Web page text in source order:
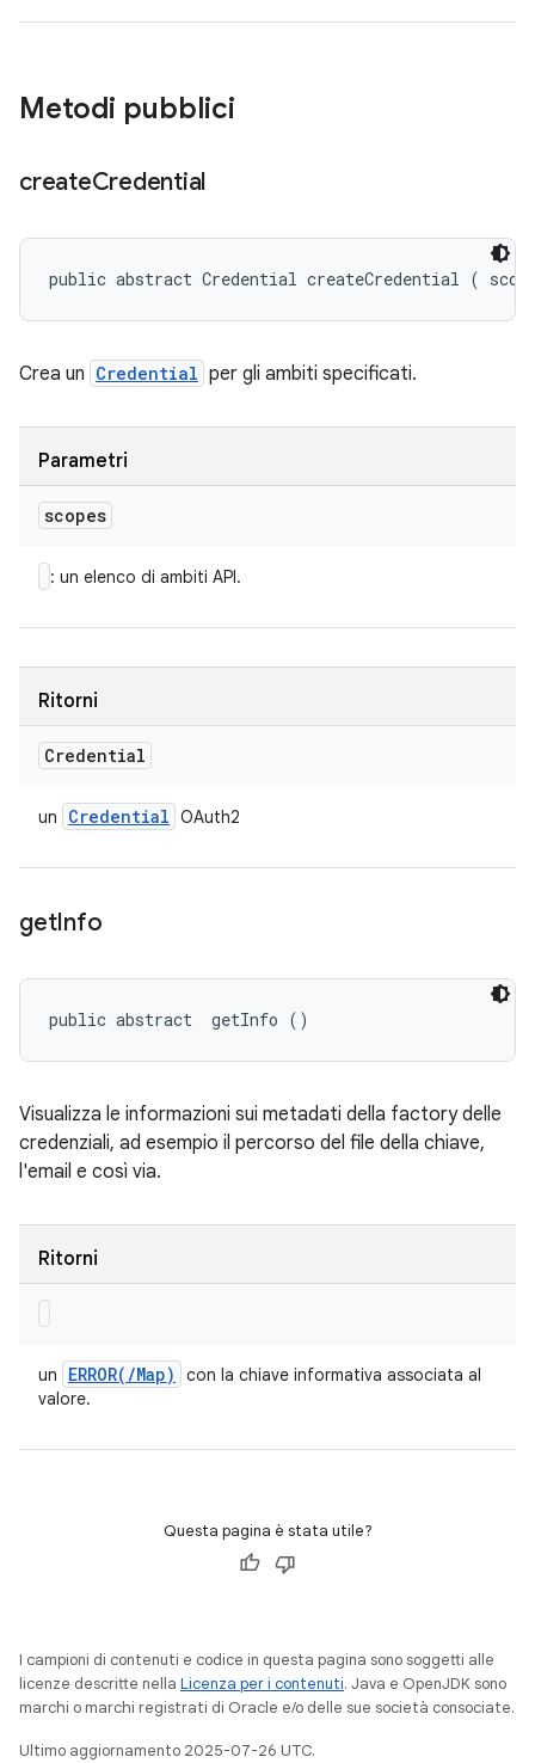
Metodi pubblici
createCredential
public abstract Credential createCredential (
Crea un Credential per gli ambiti specificati.
Parametri
scopes
: un elenco di ambiti API.
Ritorni
Credential
un Credential OAuth2
getInfo
public abstract getInfo ()
Visualizza le informazioni sui metadati della factory delle
credenziali, ad esempio il percorso del file della chiave,
l'email e così via.
Ritorni
un ERROR( /Map)
con la chiave informativa associata al
valore.
Questa pagina è stata utile?
I campioni di contenuti e codice in questa pagina sono soggetti alle
licenze descritte nella Licenza per i contenuti. Java e OpenJDK sono
marchi o marchi registrati di Oracle e/o delle sue società consociate.
Ultimo aggiornamento 2025-07-26 UTC.